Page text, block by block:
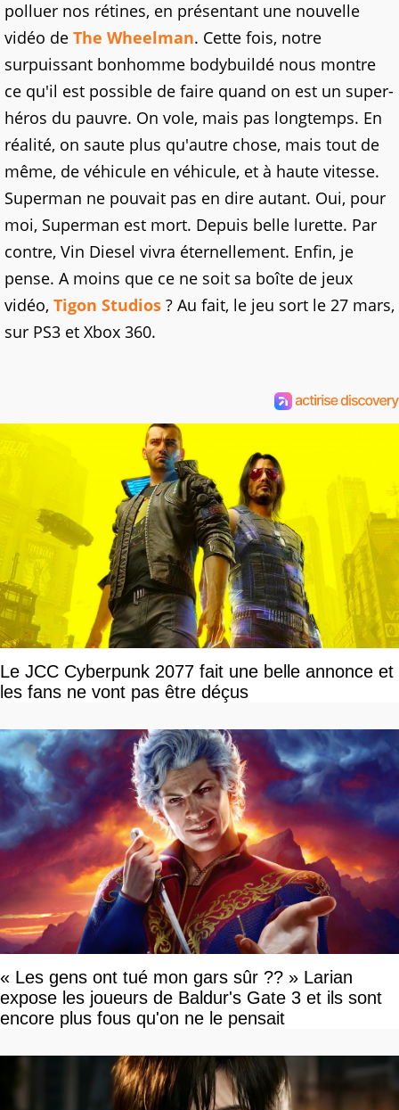
polluer nos rétines, en présentant une nouvelle
vidéo de The Wheelman. Cette fois, notre
surpuissant bonhomme bodybuildé nous montre
ce qu'il est possible de faire quand on est un super-
héros du pauvre. On vole, mais pas longtemps. En
réalité, on saute plus qu'autre chose, mais tout de
même, de véhicule en véhicule, et à haute vitesse.
Superman ne pouvait pas en dire autant. Oui, pour
moi, Superman est mort. Depuis belle lurette. Par
contre, Vin Diesel vivra éternellement. Enfin, je
pense. A moins que ce ne soit sa boîte de jeux
vidéo, Tigon Studios ? Au fait, le jeu sort le 27 mars,
sur PS3 et Xbox 360.
Le JCC Cyberpunk 2077 fait une belle annonce et
les fans ne vont pas être déçus
« Les gens ont tué mon gars sûr ?? » Larian
expose les joueurs de Baldur's Gate 3 et ils sont
encore plus fous qu'on ne le pensait